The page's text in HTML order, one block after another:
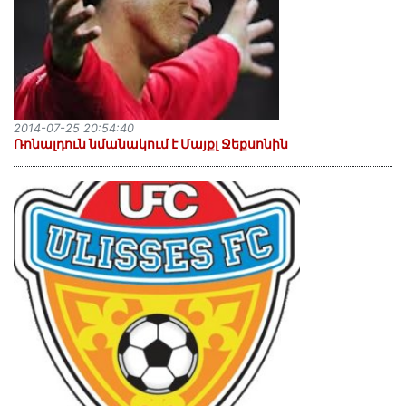
Ռոնալդուն նմանակում է Մայքլ Ջեքսոնին
2014-07-25 20:54:40